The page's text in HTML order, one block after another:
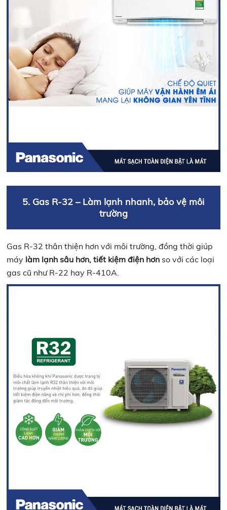
5. Gas R-32 – Làm lạnh nhanh, bảo vệ môi
trường
Gas R-32 thân thiện hơn với môi trường, đồng thời giúp
máy làm lạnh sâu hơn, tiết kiệm điện hơn so với các loại
gas cũ như R-22 hay R-410A.